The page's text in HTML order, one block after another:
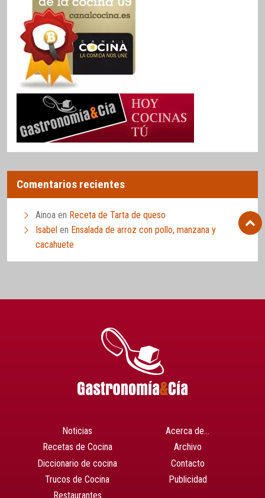
Comentarios recientes
Ainoa en Receta de Tarta de queso
Isabel en Ensalada de arroz con pollo, manzana y
cacahuete
Noticias
Recetas de Cocina
Diccionario de cocina
Trucos de Cocina
Restaurantes
Acerca de…
Archivo
Contacto
Publicidad